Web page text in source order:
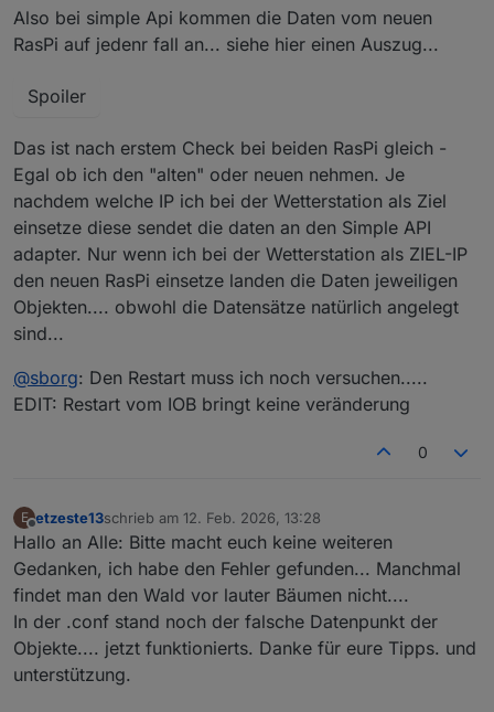
Also bei simple Api kommen die Daten vom neuen
RasPi auf jedenr fall an... siehe hier einen Auszug...
Spoiler
Das ist nach erstem Check bei beiden RasPi gleich -
Egal ob ich den "alten" oder neuen nehmen. Je
nachdem welche IP ich bei der Wetterstation als Ziel
einsetze diese sendet die daten an den Simple API
adapter. Nur wenn ich bei der Wetterstation als ZIEL-IP
den neuen RasPi einsetze landen die Daten jeweiligen
Objekten.... obwohl die Datensätze natürlich angelegt
sind...
@sborg: Den Restart muss ich noch versuchen.....
EDIT: Restart vom IOB bringt keine veränderung
0
E
Offline
etzeste13schrieb am 12. Feb. 2026, 13:28
zuletzt editiert von
Hallo an Alle: Bitte macht euch keine weiteren
Gedanken, ich habe den Fehler gefunden... Manchmal
findet man den Wald vor lauter Bäumen nicht....
In der .conf stand noch der falsche Datenpunkt der
Objekte.... jetzt funktionierts. Danke für eure Tipps. und
unterstützung.